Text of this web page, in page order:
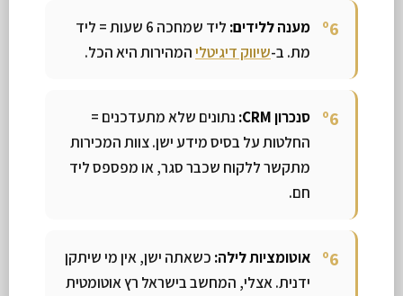
מענה ללידים:
ליד שמחכה 6 שעות = ליד
מת. ב-שיווק דיגיטליהמהירות היא הכל.
סנכרון CRM:
נתונים שלא מתעדכנים =
החלטות על בסיס מידע ישן. צוות המכירות
מתקשר ללקוח שכבר סגר, או מפספס ליד
חם.
אוטומציות לילה: כשאתה ישן, אין מי שיתקן
ידנית. אצלי, המחשב בישראל רץ אוטומטית